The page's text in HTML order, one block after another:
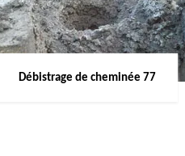
Débistrage de cheminée 77